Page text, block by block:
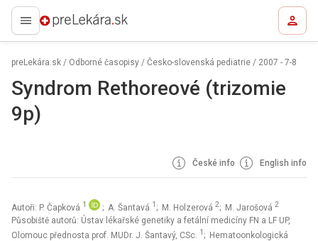
preLekára.sk
preLekára.sk / Odborné časopisy / Česko-slovenská pediatrie / 2007 - 7-8
Syndrom Rethoreové (trizomie
9p)
České info English info
Autoři: P. Čapková 1 ; A. Šantavá 1 ; M. Holzerová 2; M. Jarošová 2
Působiště autorů: Ústav lékařské genetiky a fetální medicíny FN a LF UP,
Olomouc přednosta prof. MUDr. J. Šantavý, CSc. 1 ; Hematoonkologická